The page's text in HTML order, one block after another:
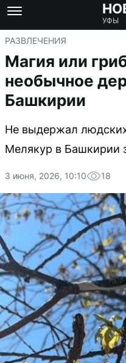
УФЫ
РАЗВЛЕЧЕНИЯ
Магия или
необычное
Башкирии
Не выдержал
Мелякур в Башкирии
3 июня, 2026, 10:10 18